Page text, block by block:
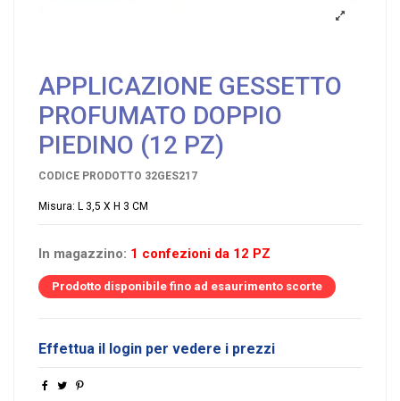
APPLICAZIONE GESSETTO
PROFUMATO DOPPIO
PIEDINO (12 PZ)
CODICE PRODOTTO 32GES217
Misura: L 3,5 X H 3 CM
In magazzino: 1 confezioni da 12 PZ
Prodotto disponibile fino ad esaurimento scorte
Effettua il login per vedere i prezzi